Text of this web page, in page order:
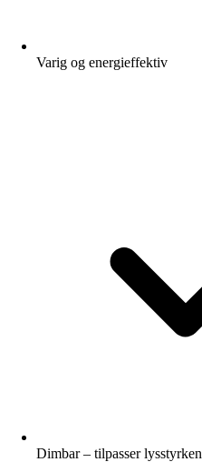
Varig og energieffektiv
Dimbar – tilpasser lysstyrken